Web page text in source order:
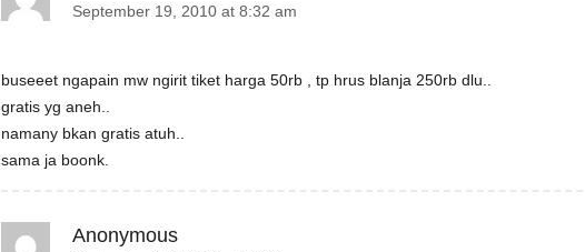
September 19, 2010 at 8:32 am
buseeet ngapain mw ngirit tiket harga 50rb , tp hrus blanja 250rb dlu..
gratis yg aneh..
namany bkan gratis atuh..
sama ja boonk.
Anonymous